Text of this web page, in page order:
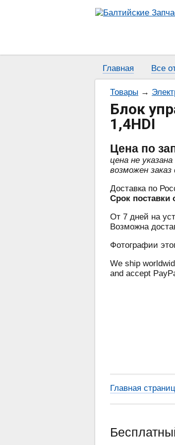
Главная Все
Товары →
Блок
1,4HDI
Цена по
цена не
возможен
Доставка по
Срок поставки
От 7 дней на
Возможна
Фотографии
We ship
and accept
Главная